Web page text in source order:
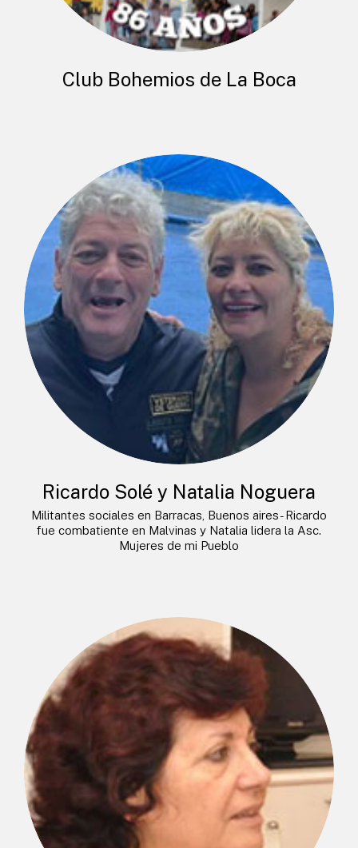
Club Bohemios de La Boca
Ricardo Solé y Natalia Noguera
Militantes sociales en Barracas, Buenos aires- Ricardo
fue combatiente en Malvinas y Natalia lidera la Asc.
Mujeres de mi Pueblo